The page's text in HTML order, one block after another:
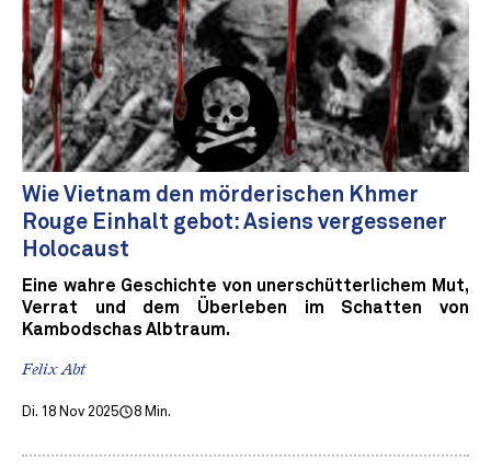
Wie Vietnam den mörderischen Khmer
Rouge Einhalt gebot: Asiens vergessener
Holocaust
Eine wahre Geschichte von unerschütterlichem Mut,
Verrat und dem Überleben im Schatten von
Kambodschas Albtraum.
Felix Abt
Di. 18 Nov 2025 8 Min.